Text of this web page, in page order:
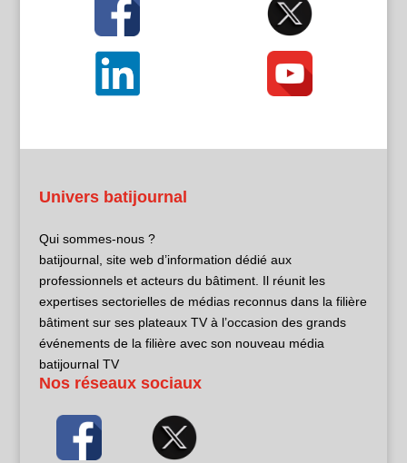
Univers batijournal
Qui sommes-nous ?
batijournal, site web d’information dédié aux
professionnels et acteurs du bâtiment. Il réunit les
expertises sectorielles de médias reconnus dans la filière
bâtiment sur ses plateaux TV à l’occasion des grands
événements de la filière avec son nouveau média
batijournal TV
Nos réseaux sociaux